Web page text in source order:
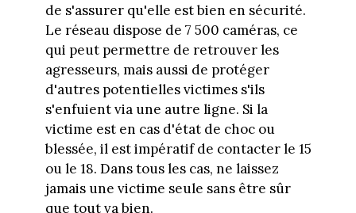
de s'assurer qu'elle est bien en sécurité.
Le réseau dispose de 7 500 caméras, ce
qui peut permettre de retrouver les
agresseurs, mais aussi de protéger
d'autres potentielles victimes s'ils
s'enfuient via une autre ligne. Si la
victime est en cas d'état de choc ou
blessée, il est impératif de contacter le 15
ou le 18. Dans tous les cas, ne laissez
jamais une victime seule sans être sûr
que tout va bien.